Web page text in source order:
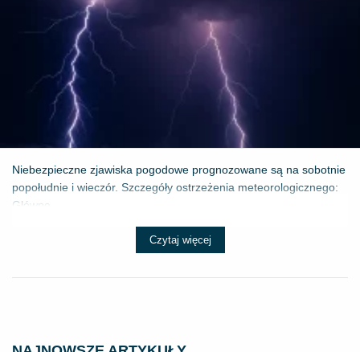
Niebezpieczne zjawiska pogodowe prognozowane są na sobotnie
popołudnie i wieczór. Szczegóły ostrzeżenia meteorologicznego:
Główne ...
Czytaj więcej